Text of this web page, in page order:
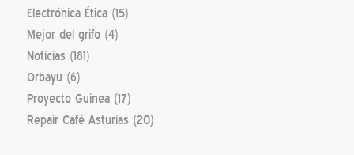
Electrónica Ética(15)
Mejor del grifo(4)
Noticias (181)
Orbayu (6)
Proyecto Guinea(17)
Repair Café Asturias (20)